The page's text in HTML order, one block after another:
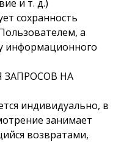
и т. д.)
сохранность
а
информационного
ЗАПРОСОВ НА
индивидуально, в
занимает
возвратами,